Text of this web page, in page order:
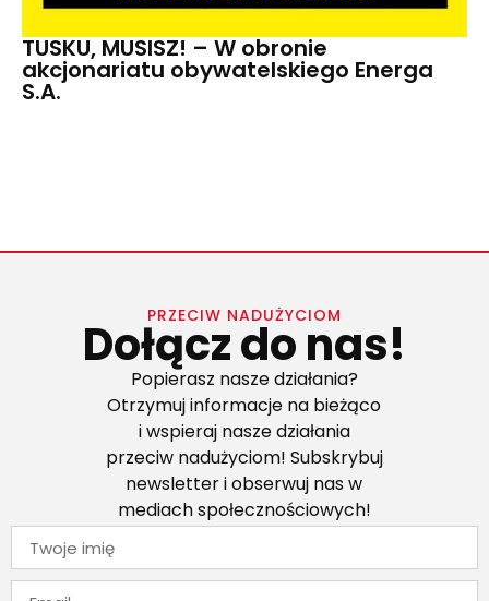
TUSKU, MUSISZ! – W obronie
akcjonariatu obywatelskiego Energa
S.A.
PRZECIW NADUŻYCIOM
Dołącz do nas!
Popierasz nasze działania?
Otrzymuj informacje na bieżąco
i wspieraj nasze działania
przeciw nadużyciom! Subskrybuj
newsletter i obserwuj nas w
mediach społecznościowych!